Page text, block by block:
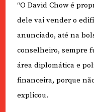
“O David Chow é
dele vai vender o
anunciado, até na
conselheiro, sempre
área diplomática e
financeira, porque
explicou.